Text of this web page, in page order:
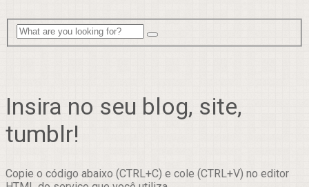
Insira no seu blog, site,
tumblr!
Copie o código abaixo (CTRL+C) e cole (CTRL+V) no editor